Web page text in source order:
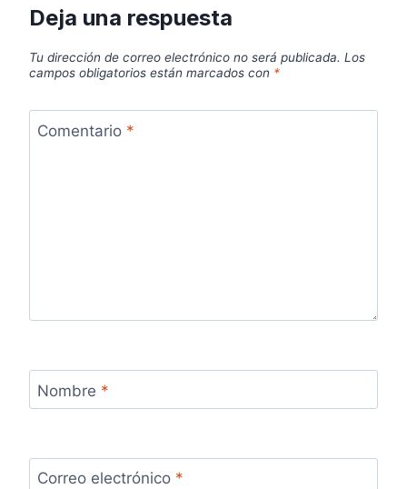
Deja una respuesta
Tu dirección de correo electrónico no será publicada. Los
campos obligatorios están marcados con *
Comentario *
Nombre *
Correo electrónico *